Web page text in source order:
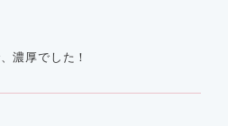
濃厚でした！